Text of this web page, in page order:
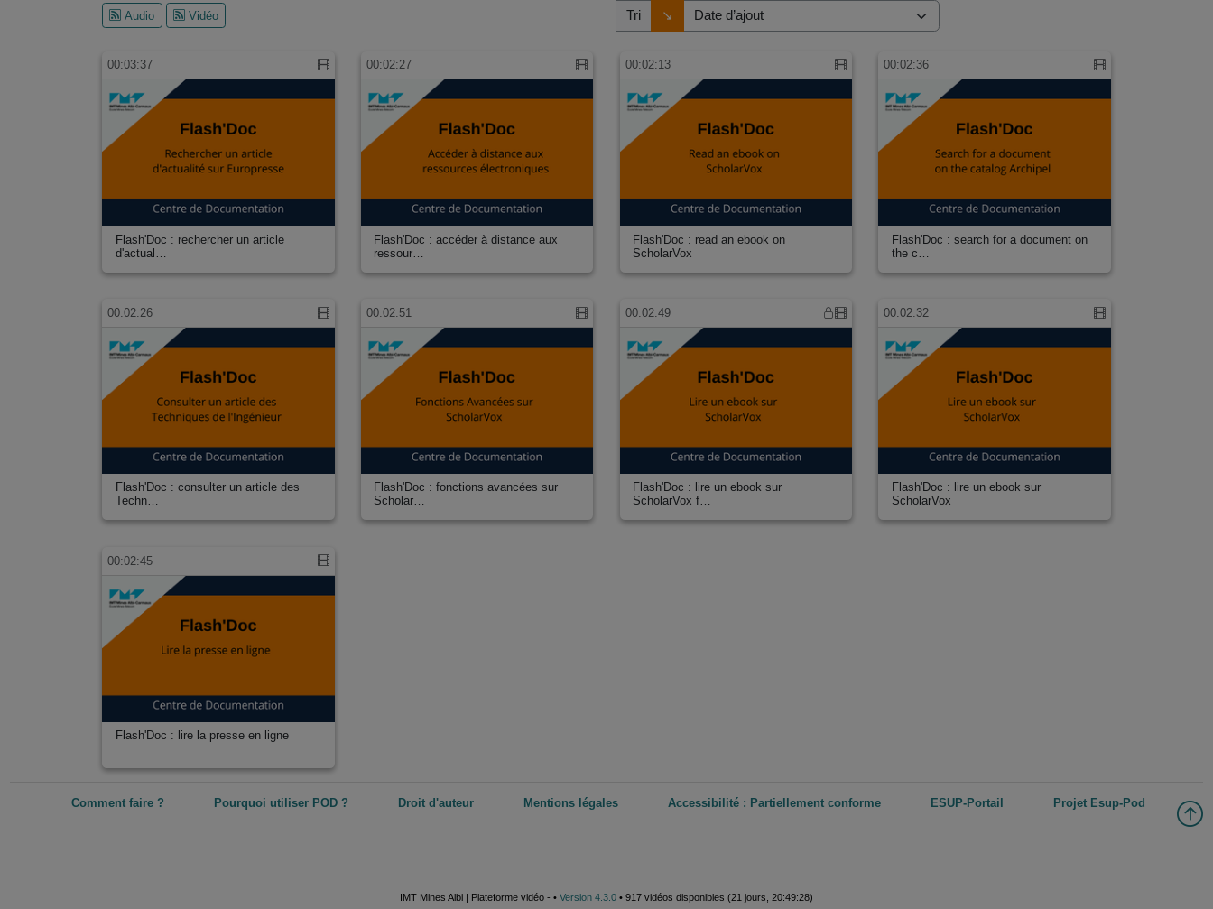
Audio Vidéo Tri ↘
Direction de tri
00:03:37
Flash'Doc : rechercher un article
d'actual…
00:02:27
Flash'Doc : accéder à distance aux
ressour…
00:02:13
Flash'Doc : read an ebook on
ScholarVox
00:02:36
Flash'Doc : search for a document on
the c…
00:02:26
Flash'Doc : consulter un article des
Techn…
00:02:51
Flash'Doc : fonctions avancées sur
Scholar…
00:02:49
Flash'Doc : lire un ebook sur
ScholarVox f…
00:02:32
Flash'Doc : lire un ebook sur
ScholarVox
00:02:45
Flash'Doc : lire la presse en ligne
Comment faire ? Pourquoi utiliser POD ? Droit d'auteur Mentions légales Accessibilité : Partiellement conforme ESUP-Portail Projet Esup-Pod
IMT Mines Albi | Plateforme vidéo - • Version 4.3.0 • 917 vidéos disponibles (21 jours, 20:49:28)